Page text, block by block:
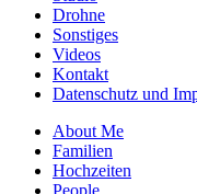
Drohne
Sonstiges
Videos
Kontakt
Datenschutz und
About Me
Familien
Hochzeiten
People